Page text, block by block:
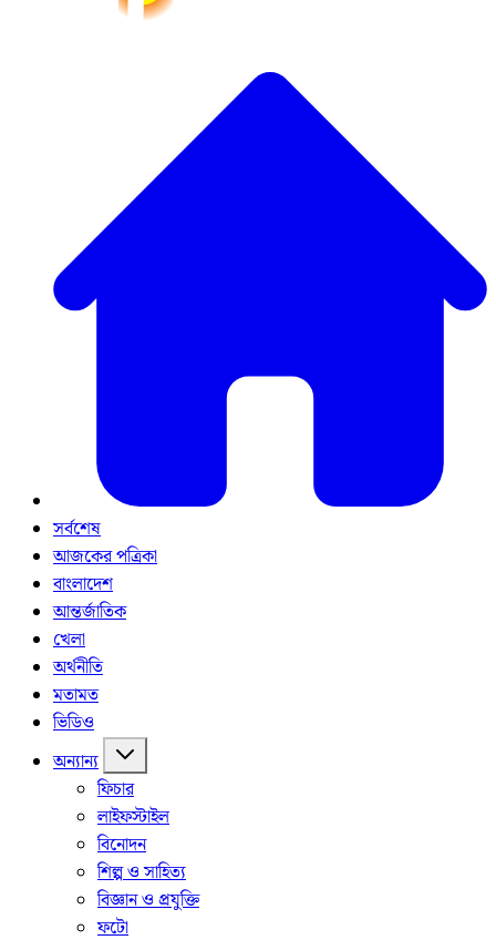
সর্বশেষ
আজকের পত্রিকা
বাংলাদেশ
আন্তর্জাতিক
খেলা
অর্থনীতি
মতামত
ভিডিও
অন্যান্য
ফিচার
লাইফস্টাইল
বিনোদন
শিল্প ও সাহিত্য
বিজ্ঞান ও প্রযুক্তি
ফটো